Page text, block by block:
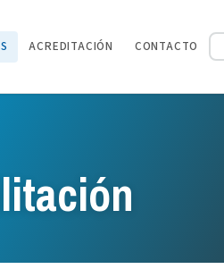
ACREDITACIÓN CONTACTO